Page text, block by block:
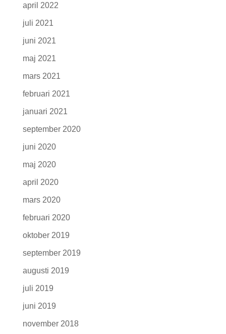
april 2022
juli 2021
juni 2021
maj 2021
mars 2021
februari 2021
januari 2021
september 2020
juni 2020
maj 2020
april 2020
mars 2020
februari 2020
oktober 2019
september 2019
augusti 2019
juli 2019
juni 2019
november 2018